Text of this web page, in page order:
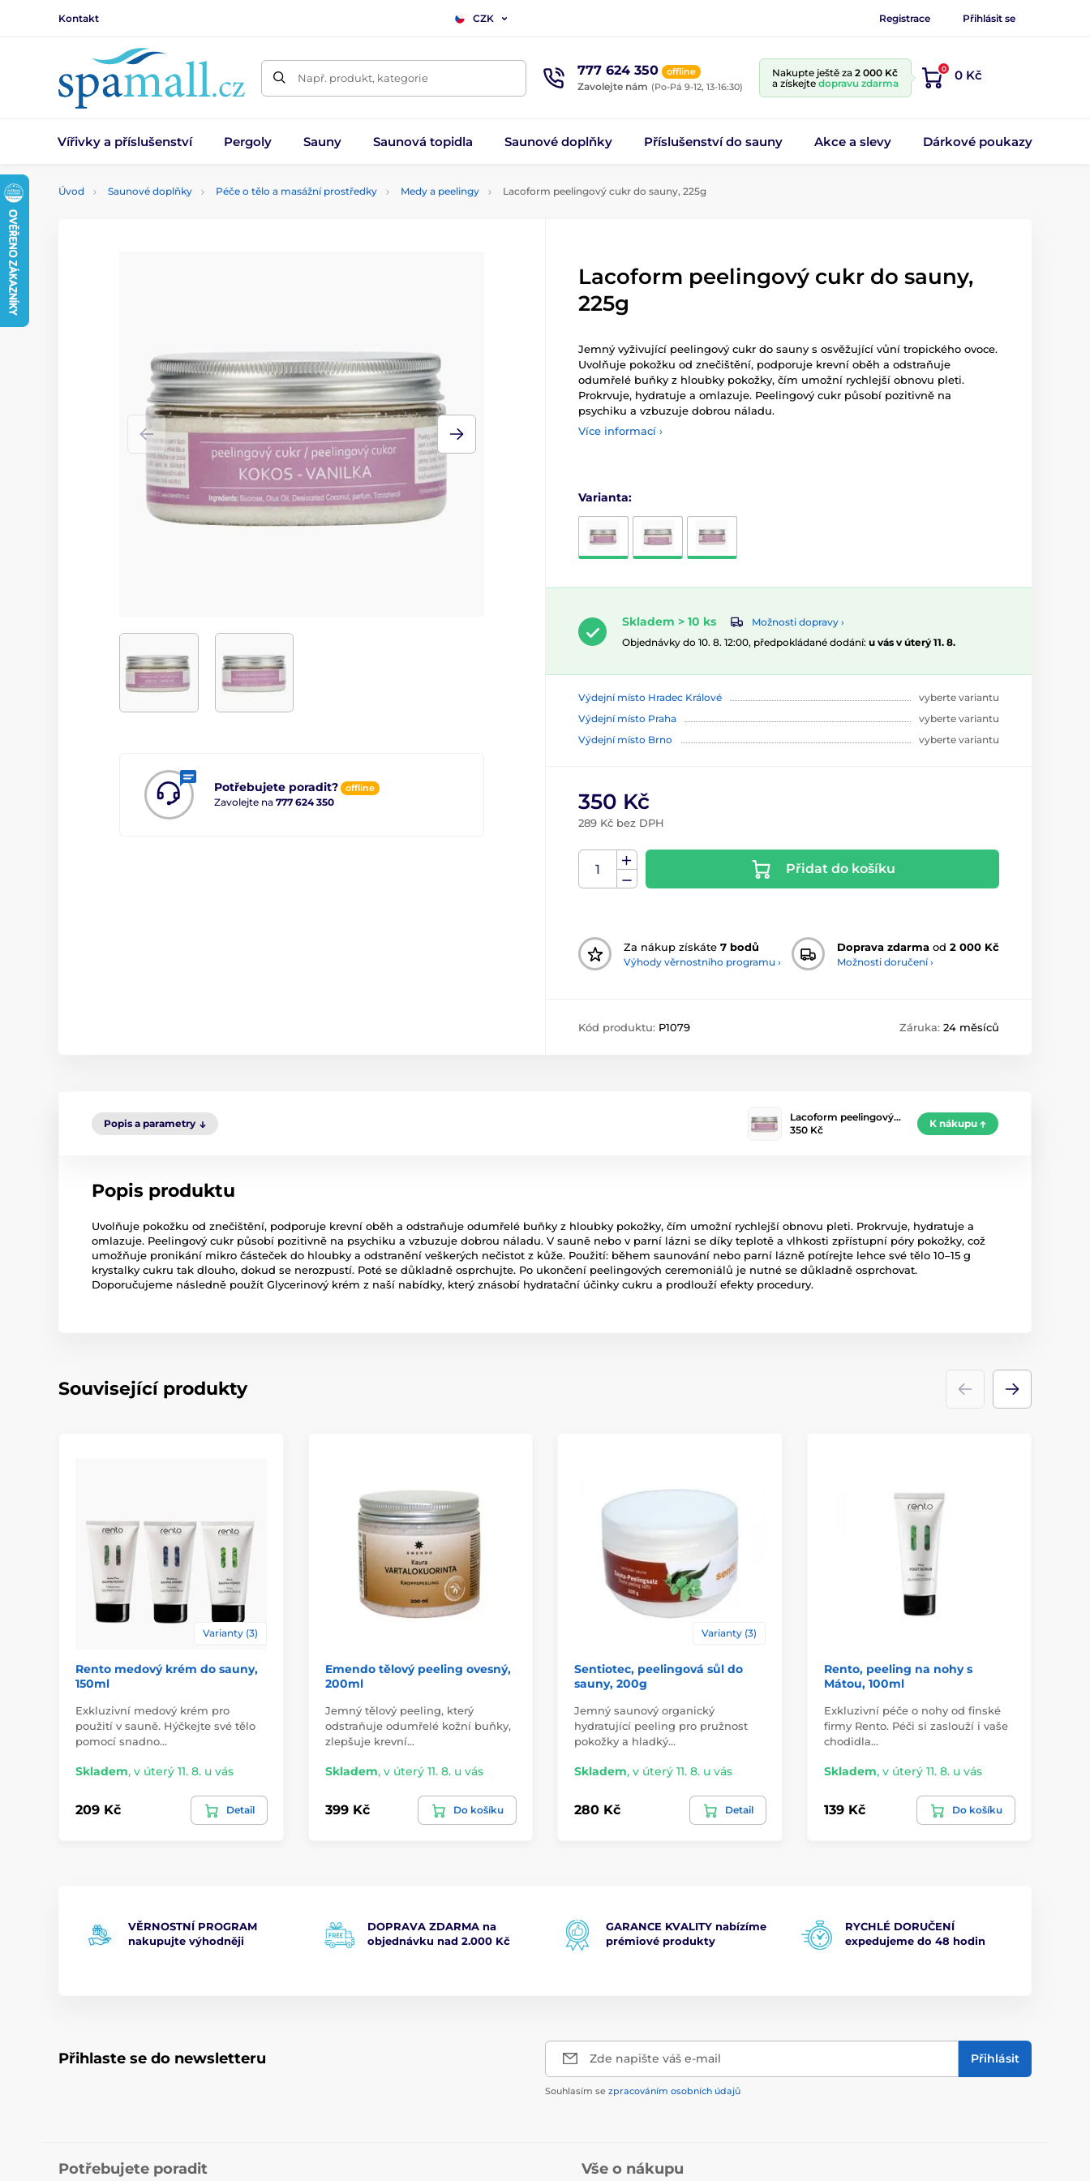
Kontakt CZK Registrace Přihlásit se
Např. produkt, kategorie 777 624 350 offline
Zavolejte nám (Po-Pá 9-12, 13-16:30)
Nakupte ještě za 2 000 Kč
a získejte dopravu zdarma
0 0 Kč
Vířivky a příslušenství Pergoly Sauny Saunová topidla Saunové doplňky Příslušenství do sauny Akce a slevy Dárkové poukazy
Úvod Saunové doplňky Péče o tělo a masážní prostředky Medy a peelingy Lacoform peelingový cukr do sauny, 225g
Potřebujete poradit? offline
Zavolejte na 777 624 350
Lacoform peelingový cukr do sauny,
225g
Jemný vyživující peelingový cukr do sauny s osvěžující vůní tropického ovoce.
Uvolňuje pokožku od znečištění, podporuje krevní oběh a odstraňuje
odumřelé buňky z hloubky pokožky, čím umožní rychlejší obnovu pleti.
Prokrvuje, hydratuje a omlazuje. Peelingový cukr působí pozitivně na
psychiku a vzbuzuje dobrou náladu.
Více informací ›
Varianta:
Skladem > 10 ks
Možnosti dopravy ›
Objednávky do 10. 8. 12:00, předpokládané dodání: u vás v úterý 11. 8.
Výdejní místo Hradec Králové
vyberte variantu
Výdejní místo Praha
vyberte variantu
Výdejní místo Brno
vyberte variantu
350 Kč
289 Kč bez DPH
Přidat do košíku
Za nákup získáte 7 bodů
Výhody věrnostního programu ›
Doprava zdarma od 2 000 Kč
Možnosti doručení ›
Kód produktu: P1079 Záruka: 24 měsíců
Popis a parametry
Lacoform peelingový…
350 Kč
K nákupu
Popis produktu
Uvolňuje pokožku od znečištění, podporuje krevní oběh a odstraňuje odumřelé buňky z hloubky pokožky, čím umožní rychlejší obnovu pleti. Prokrvuje, hydratuje a
omlazuje. Peelingový cukr působí pozitivně na psychiku a vzbuzuje dobrou náladu. V sauně nebo v parní lázni se díky teplotě a vlhkosti zpřístupní póry pokožky, což
umožňuje pronikání mikro částeček do hloubky a odstranění veškerých nečistot z kůže. Použití: během saunování nebo parní lázně potírejte lehce své tělo 10–15 g
krystalky cukru tak dlouho, dokud se nerozpustí. Poté se důkladně osprchujte. Po ukončení peelingových ceremoniálů je nutné se důkladně osprchovat.
Doporučujeme následně použít Glycerinový krém z naší nabídky, který znásobí hydratační účinky cukru a prodlouží efekty procedury.
Související produkty
Varianty (3)
Rento medový krém do sauny,
150ml
Exkluzivní medový krém pro
použití v sauně. Hýčkejte své tělo
pomocí snadno…
Skladem, v úterý 11. 8. u vás
209 Kč Detail
Emendo tělový peeling ovesný,
200ml
Jemný tělový peeling, který
odstraňuje odumřelé kožní buňky,
zlepšuje krevní…
Skladem, v úterý 11. 8. u vás
399 Kč Do košíku
Varianty (3)
Sentiotec, peelingová sůl do
sauny, 200g
Jemný saunový organický
hydratující peeling pro pružnost
pokožky a hladký…
Skladem, v úterý 11. 8. u vás
280 Kč Detail
Rento, peeling na nohy s
Mátou, 100ml
Exkluzivní péče o nohy od finské
firmy Rento. Péči si zaslouží i vaše
chodidla…
Skladem, v úterý 11. 8. u vás
139 Kč Do košíku
VĚRNOSTNÍ PROGRAM
nakupujte výhodněji
DOPRAVA ZDARMA na
objednávku nad 2.000 Kč
GARANCE KVALITY nabízíme
prémiové produkty
RYCHLÉ DORUČENÍ
expedujeme do 48 hodin
Přihlaste se do newsletteru Zde napište váš e-mail Přihlásit
Souhlasím se zpracováním osobních údajů
Potřebujete poradit Vše o nákupu